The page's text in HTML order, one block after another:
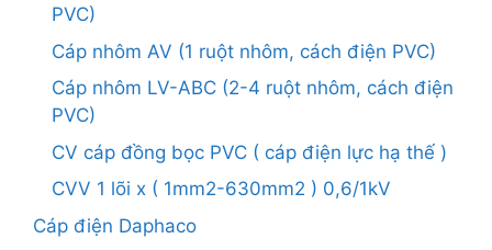
PVC)
Cáp nhôm AV (1 ruột nhôm, cách điện PVC)
Cáp nhôm LV-ABC (2-4 ruột nhôm, cách điện
PVC)
CV cáp đồng bọc PVC ( cáp điện lực hạ thế )
CVV 1 lõi x ( 1mm2-630mm2 ) 0,6/1kV
Cáp điện Daphaco